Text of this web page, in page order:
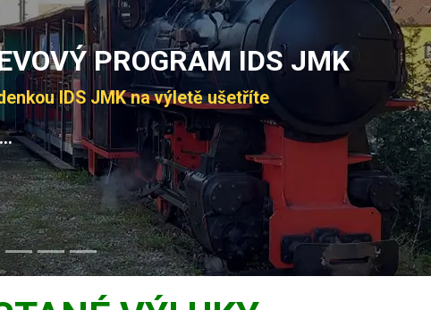
PROGRAM IDS JMK
IDS JMK na výletě ušetříte